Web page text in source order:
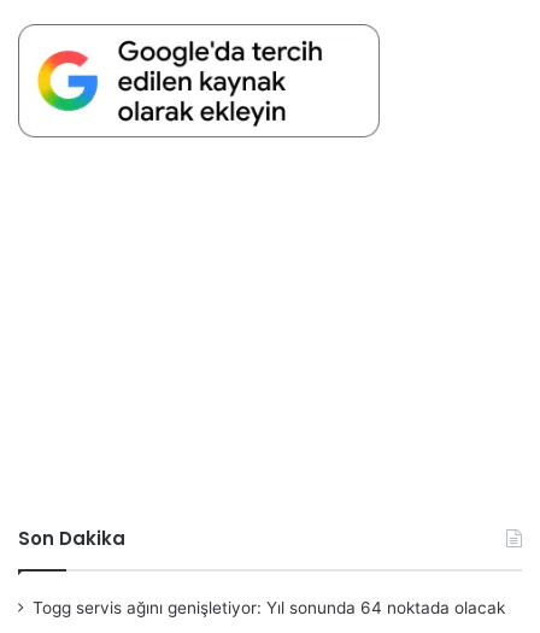
Son Dakika
Togg servis ağını genişletiyor: Yıl sonunda 64 noktada olacak